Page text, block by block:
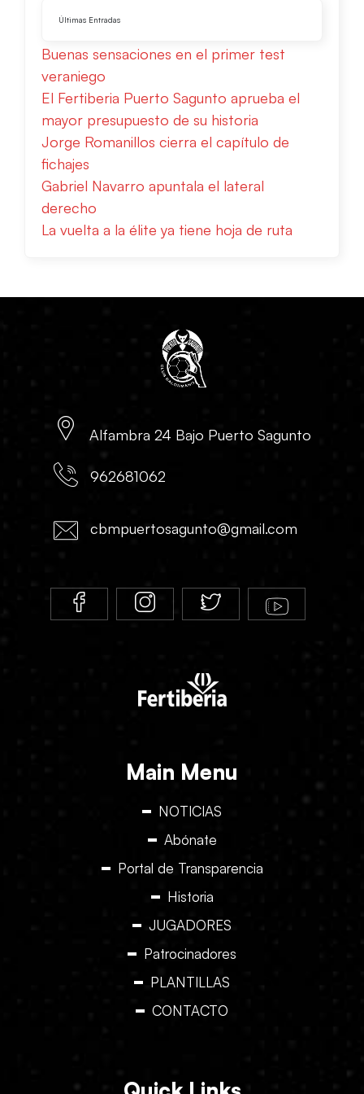
Últimas Entradas
Buenas sensaciones en el primer test
veraniego
El Fertiberia Puerto Sagunto aprueba el
mayor presupuesto de su historia
Jorge Romanillos cierra el capítulo de
fichajes
Gabriel Navarro apuntala el lateral
derecho
La vuelta a la élite ya tiene hoja de ruta
Alfambra 24 Bajo Puerto Sagunto
962681062
cbmpuertosagunto@gmail.com
Main Menu
NOTICIAS
Abónate
Portal de Transparencia
Historia
JUGADORES
Patrocinadores
PLANTILLAS
CONTACTO